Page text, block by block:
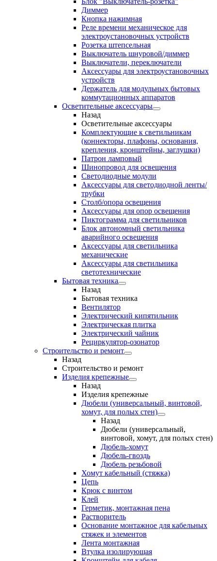
Диммер
Кнопка нажимная
Реле времени механическое для
электроустановочных устройств
Розетка штепсельная
Выключатель шнуровой/диммер
Выключатели, переключатели
Аксессуары для электроустановочных
устройств
Держатель для модульных бытовых
коммутационных аппаратов
Осветительные аксессуары
Назад
Осветительные аксессуары
Комплектующие к светильникам
(коннекторы, плафоны, основания,
крепления, кронштейны, заглушки)
Патрон ламповый
Шинопровод для освещения
Светодиодные модули
Аксессуары для светодиодной ленты/
трубки
Столб/опора освещения
Аксессуары для опор освещения
Пиктограмма для светильников
Блок автономный светильника
аварийного освещения
Аксессуары для светильника
механические
Аксессуары для светильника
светотехнические
Бытовая техника
Назад
Бытовая техника
Вентилятор
Электрический кипятильник
Электрическая плитка
Электрический чайник
Рециркулятор-озонатор
Строительство и ремонт
Назад
Строительство и ремонт
Изделия крепежные
Назад
Изделия крепежные
Дюбели (универсальный, винтовой,
хомут, для полых стен)
Назад
Дюбели (универсальный,
винтовой, хомут, для полых стен)
Дюбель-хомут
Дюбель-гвоздь
Дюбель резьбовой
Хомут кабельный (стяжка)
Цепь
Крюк с винтом
Клей
Герметик, монтажная пена
Растворитель
Основание монтажное для кабельных
стяжек и элементов
Лента монтажная
Втулка изолирующая